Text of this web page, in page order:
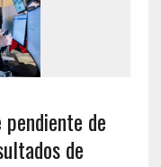
de
de